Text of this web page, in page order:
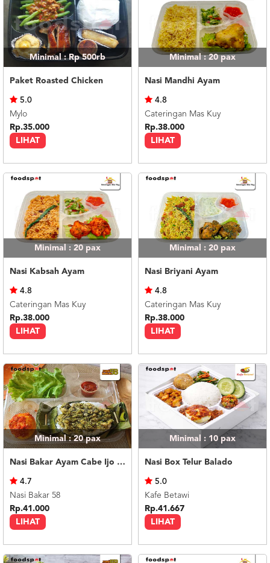
Minimal : Rp 500rb
Paket Roasted Chicken
LIHAT
5.0
Mylo
Rp.35.000
Minimal : 20pax
Nasi Mandhi Ayam
LIHAT
4.8
Cateringan Mas Kuy
Rp.38.000
Minimal : 20 pax
Nasi Kabsah Ayam
LIHAT
4.8
Cateringan Mas Kuy
Rp.38.000
Minimal : 20 pax
Nasi Briyani Ayam
LIHAT
4.8
Cateringan Mas Kuy
Rp.38.000
Minimal : 20pax
Nasi Bakar Ayam Cabe Ijo + Telor Balado
LIHAT
4.7
Nasi Bakar 58
Rp.41.000
Minimal : 10pax
Nasi Box Telur Balado
LIHAT
5.0
Kafe Betawi
Rp.41.667